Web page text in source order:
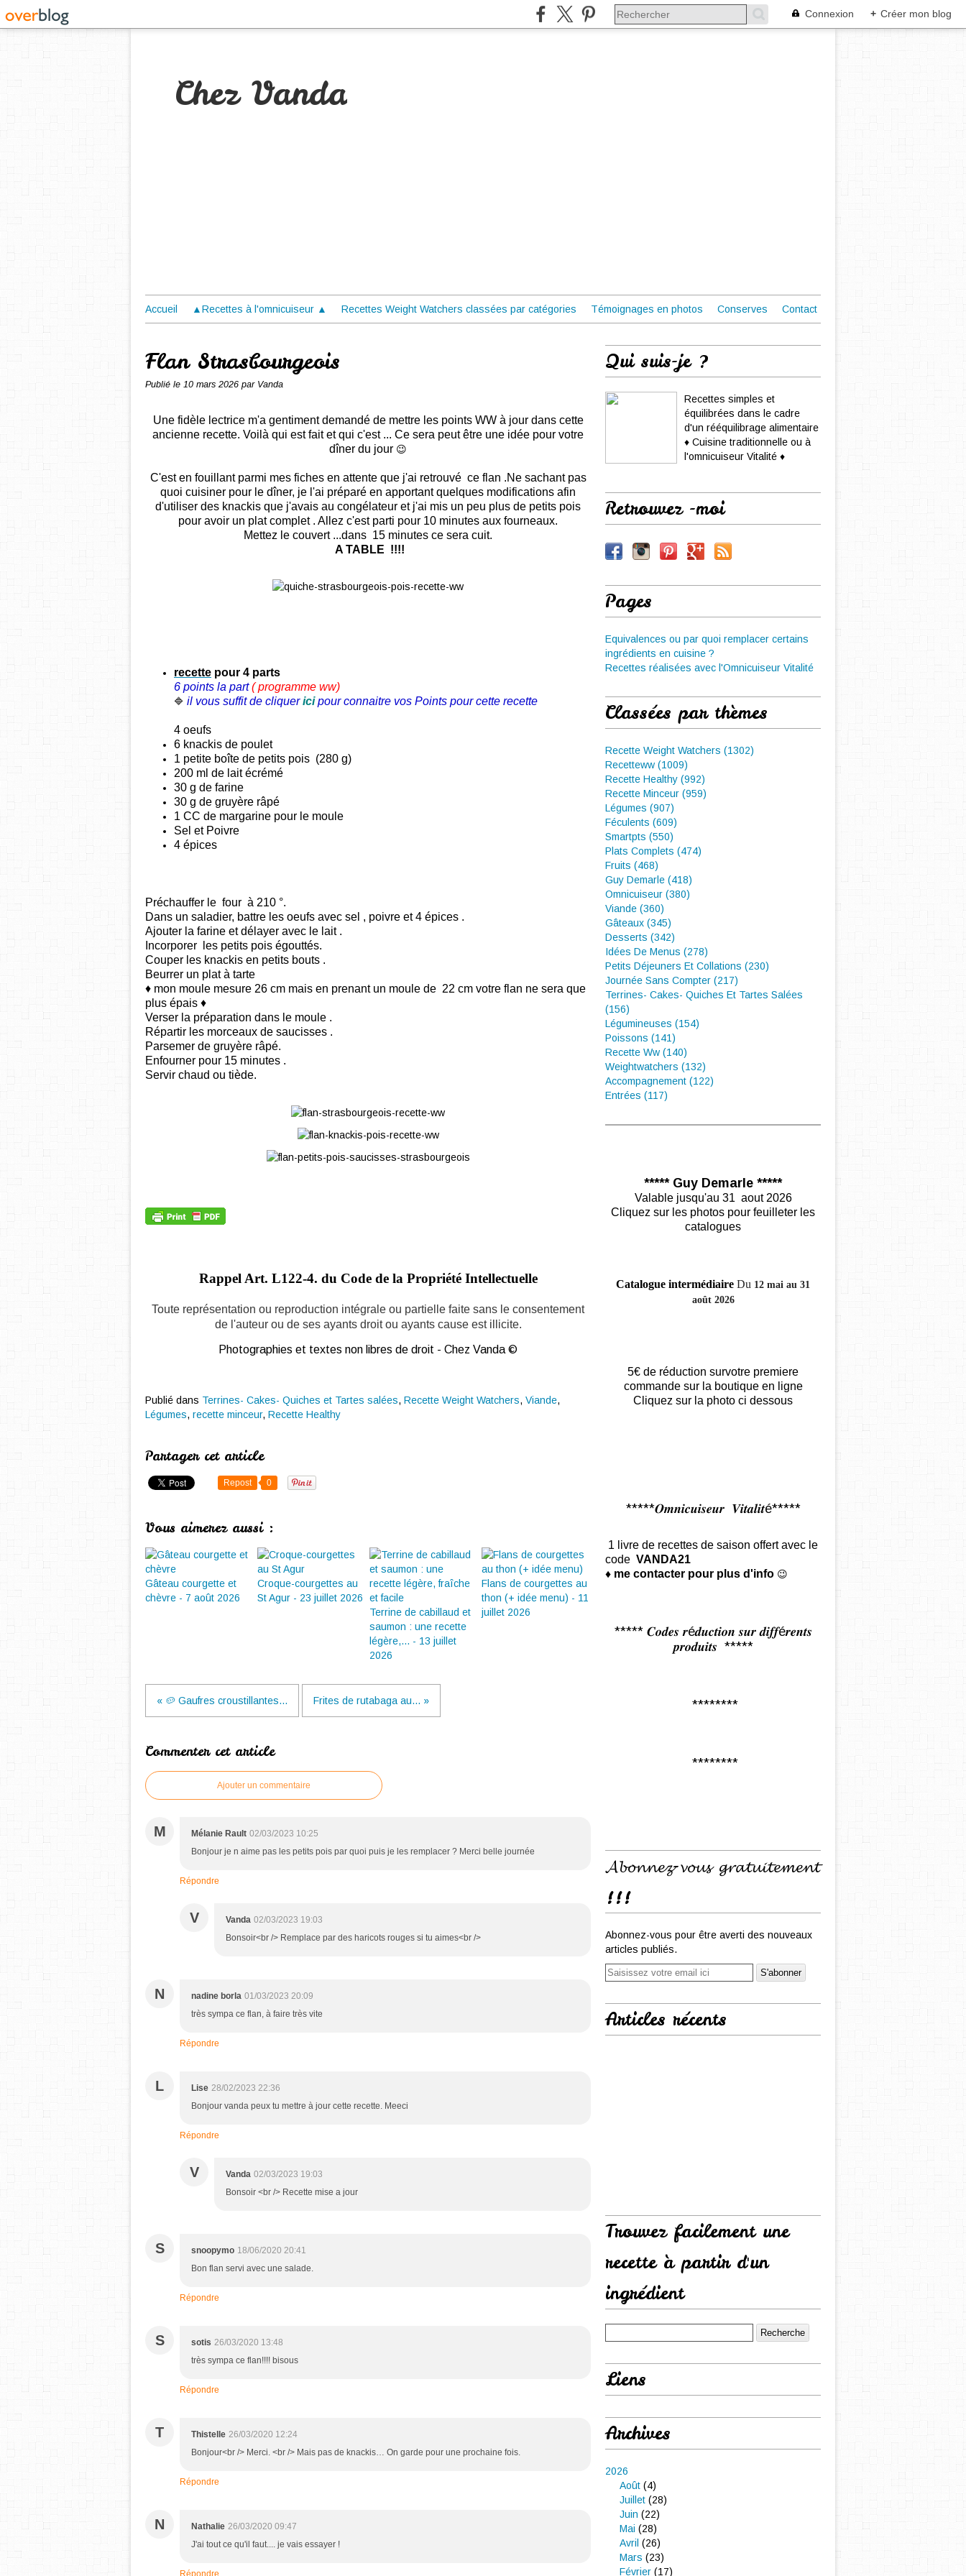
Connexion + Créer mon blog
Chez Vanda
Accueil ▲Recettes à l'omnicuiseur ▲ Recettes Weight Watchers classées par catégories Témoignages en photos Conserves Contact
Flan Strasbourgeois
Publié le 10 mars 2026 par Vanda
Une fidèle lectrice m'a gentiment demandé de mettre les points WW à jour dans cette
ancienne recette. Voilà qui est fait et qui c'est ... Ce sera peut être une idée pour votre
dîner du jour 😉
C'est en fouillant parmi mes fiches en attente que j'ai retrouvé ce flan .Ne sachant pas
quoi cuisiner pour le dîner, je l'ai préparé en apportant quelques modifications afin
d'utiliser des knackis que j'avais au congélateur et j'ai mis un peu plus de petits pois
pour avoir un plat complet . Allez c'est parti pour 10 minutes aux fourneaux.
Mettez le couvert ...dans 15 minutes ce sera cuit.
A TABLE !!!!
recette pour 4 parts
6 points la part ( programme ww)
🔷 il vous suffit de cliquer icipour connaitre vos Points pour cette recette
4 oeufs
6 knackis de poulet
1 petite boîte de petits pois (280 g)
200 ml de lait écrémé
30 g de farine
30 g de gruyère râpé
1 CC de margarine pour le moule
Sel et Poivre
4 épices
Préchauffer le four à 210 °.
Dans un saladier, battre les oeufs avec sel , poivre et 4 épices .
Ajouter la farine et délayer avec le lait .
Incorporer les petits pois égouttés.
Couper les knackis en petits bouts .
Beurrer un plat à tarte
♦ mon moule mesure 26 cm mais en prenant un moule de 22 cm votre flan ne sera que
plus épais ♦
Verser la préparation dans le moule .
Répartir les morceaux de saucisses .
Parsemer de gruyère râpé.
Enfourner pour 15 minutes .
Servir chaud ou tiède.
Rappel Art. L122-4. du Code de la Propriété Intellectuelle
Toute représentation ou reproduction intégrale ou partielle faite sans le consentement
de l'auteur ou de ses ayants droit ou ayants cause est illicite.
Photographies et textes non libres de droit - Chez Vanda ©
Publié dans Terrines- Cakes- Quiches et Tartes salées, Recette Weight Watchers, Viande,
Légumes, recette minceur, Recette Healthy
Partager cet article
Repost 0
Vous aimerez aussi :
Gâteau courgette et
chèvre - 7 août 2026
Croque-courgettes au
St Agur - 23 juillet 2026
Terrine de cabillaud et
saumon : une recette
légère,... - 13 juillet
2026
Flans de courgettes au
thon (+ idée menu) - 11
juillet 2026
« 🥔 Gaufres croustillantes... Frites de rutabaga au... »
Commenter cet article
Ajouter un commentaire
M Mélanie Rault 02/03/2023 10:25
Bonjour je n aime pas les petits pois par quoi puis je les remplacer ? Merci belle journée
Répondre
V Vanda 02/03/2023 19:03
Bonsoir<br /> Remplace par des haricots rouges si tu aimes<br />
N nadine borla 01/03/2023 20:09
très sympa ce flan, à faire très vite
Répondre
L Lise 28/02/2023 22:36
Bonjour vanda peux tu mettre à jour cette recette. Meeci
Répondre
V Vanda 02/03/2023 19:03
Bonsoir <br /> Recette mise a jour
S snoopymo 18/06/2020 20:41
Bon flan servi avec une salade.
Répondre
S sotis 26/03/2020 13:48
très sympa ce flan!!!! bisous
Répondre
T Thistelle 26/03/2020 12:24
Bonjour<br /> Merci. <br /> Mais pas de knackis… On garde pour une prochaine fois.
Répondre
N Nathalie 26/03/2020 09:47
J'ai tout ce qu'il faut.... je vais essayer !
Répondre
Qui suis-je ?
Recettes simples et
équilibrées dans le cadre
d'un rééquilibrage alimentaire
♦ Cuisine traditionnelle ou à
l'omnicuiseur Vitalité ♦
Retrouvez -moi
Pages
Equivalences ou par quoi remplacer certains
ingrédients en cuisine ?
Recettes réalisées avec l'Omnicuiseur Vitalité
Classées par thèmes
Recette Weight Watchers (1302)
Recetteww (1009)
Recette Healthy (992)
Recette Minceur (959)
Légumes (907)
Féculents (609)
Smartpts (550)
Plats Complets (474)
Fruits (468)
Guy Demarle (418)
Omnicuiseur (380)
Viande (360)
Gâteaux (345)
Desserts (342)
Idées De Menus (278)
Petits Déjeuners Et Collations (230)
Journée Sans Compter (217)
Terrines- Cakes- Quiches Et Tartes Salées
(156)
Légumineuses (154)
Poissons (141)
Recette Ww (140)
Weightwatchers (132)
Accompagnement (122)
Entrées (117)
***** Guy Demarle *****
Valable jusqu'au 31 aout 2026
Cliquez sur les photos pour feuilleter les
catalogues
Catalogue intermédiaire Du 12 mai au 31
août 2026
5€ de réduction survotre premiere
commande sur la boutique en ligne
Cliquez sur la photo ci dessous
*****𝑶𝒎𝒏𝒊𝒄𝒖𝒊𝒔𝒆𝒖𝒓 𝑽𝒊𝒕𝒂𝒍𝒊𝒕é*****
1 livre de recettes de saison offertavec le
code VANDA21
♦ me contacter pour plus d'info 😉
***** 𝑪𝒐𝒅𝒆𝒔 𝒓é𝒅𝒖𝒄𝒕𝒊𝒐𝒏 𝒔𝒖𝒓 𝒅𝒊𝒇𝒇é𝒓𝒆𝒏𝒕𝒔
𝒑𝒓𝒐𝒅𝒖𝒊𝒕𝒔 *****
********
********
𝓐𝓫𝓸𝓷𝓷𝓮𝔃-𝓿𝓸𝓾𝓼 𝓰𝓻𝓪𝓽𝓾𝓲𝓽𝓮𝓶𝓮𝓷𝓽
!!!
Abonnez-vous pour être averti des nouveaux
articles publiés.
Articles récents
Trouvez facilement une
recette à partir d'un
ingrédient
Liens
Archives
2026
Août (4)
Juillet (28)
Juin (22)
Mai (28)
Avril (26)
Mars (23)
Février (17)